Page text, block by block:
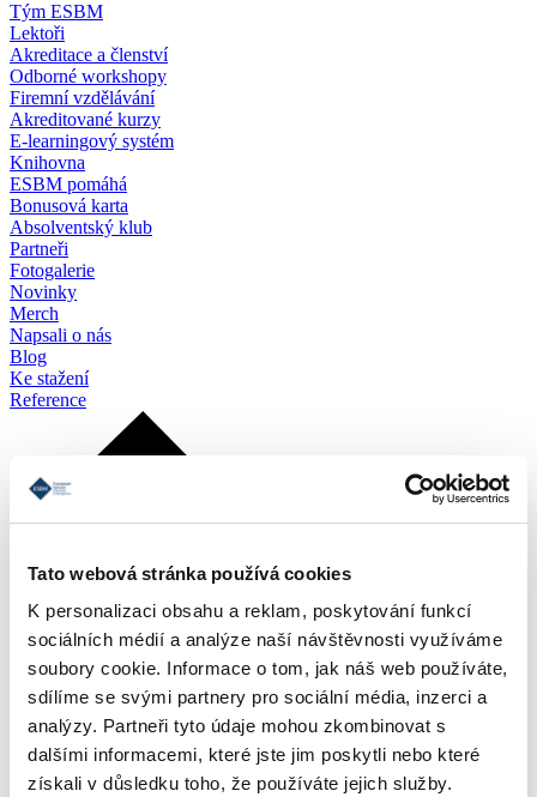
Tato webová stránka používá cookies
K personalizaci obsahu a reklam, poskytování funkcí
sociálních médií a analýze naší návštěvnosti využíváme
soubory cookie. Informace o tom, jak náš web používáte,
sdílíme se svými partnery pro sociální média, inzerci a
analýzy. Partneři tyto údaje mohou zkombinovat s
dalšími informacemi, které jste jim poskytli nebo které
získali v důsledku toho, že používáte jejich služby.
Tým ESBM
Lektoři
Akreditace a členství
Odborné workshopy
Firemní vzdělávání
Akreditované kurzy
E-learningový systém
Knihovna
ESBM pomáhá
Bonusová karta
Absolventský klub
Partneři
Fotogalerie
Novinky
Merch
Napsali o nás
Blog
Ke stažení
Reference